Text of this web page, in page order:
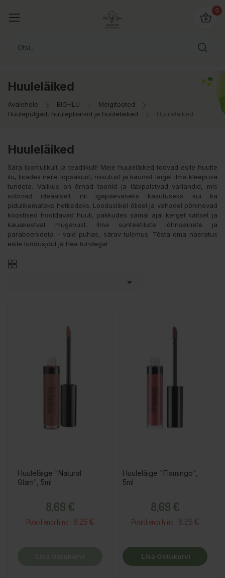
0
Huuleläiked
Avalehele BIO-ILU
Meigitooted
Huulepulgad, huulepliiatsid ja huuleläiked
Huuleläiked
Huuleläiked
Sära loomulikult ja teadlikult! Meie huuleläiked toovad esile huulte
ilu, lisades neile lopsakust, niisutust ja kaunist läiget ilma kleepuva
tundeta. Valikus on õrnad toonid ja läbipaistvad variandid, mis
sobivad ideaalselt nii igapäevaseks kasutuseks kui ka
pidulikemateks hetkedeks. Looduslikel õlidel ja vahadel põhinevad
koostised hooldavad huuli, pakkudes samal ajal kerget kaitset ja
kauakestvat mugavust. Ilma sünteetiliste lõhnaainete ja
parabeenideta – vaid puhas, särav tulemus. Tõsta oma naeratus
esile loodusjõul ja hea tundega!

Huuleläige "Natural
Glam", 5ml
8,69 €
Püsikliendi hind : 8.26 €
Huuleläige "Flamingo",
5ml
8,69 €
Püsikliendi hind : 8.26 €
Lisa Ostukorvi